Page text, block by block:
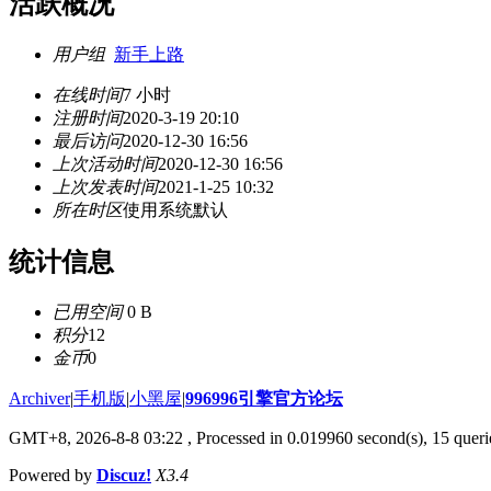
用户组 新手上路
在线时间7 小时
注册时间2020-3-19 20:10
最后访问2020-12-30 16:56
上次活动时间2020-12-30 16:56
上次发表时间2021-1-25 10:32
所在时区使用系统默认
统计信息
已用空间0 B
积分12
金币0
Archiver|手机版|小黑屋|996996引擎官方论坛
GMT+8, 2026-8-8 03:22 , Processed in 0.019960 second(s), 15
Powered by Discuz! X3.4